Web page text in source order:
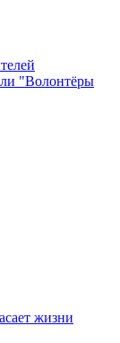
"Волонтёры
жизни